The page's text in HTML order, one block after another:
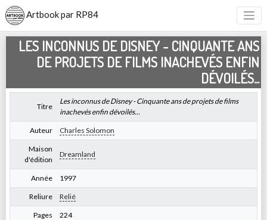
Artbook par RP84
LES INCONNUS DE DISNEY - CINQUANTE ANS
DE PROJETS DE FILMS INACHEVÉS ENFIN
DÉVOILÉS...
Titre
Les inconnus de Disney - Cinquante ans de projets de films
inachevés enfin dévoilés...
Auteur Charles Solomon
Maison
d'édition
Dreamland
Année 1997
Reliure Relié
Pages 224